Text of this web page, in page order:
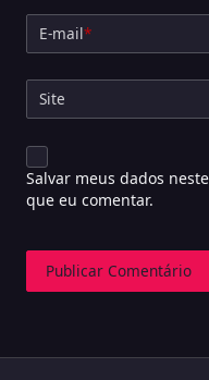
E-mail*
Site
Salvar meus dados
que eu comentar.